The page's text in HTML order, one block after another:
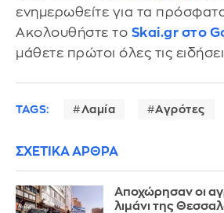
ενημερωθείτε για τα
Ακολουθήστε το Skai.gr στο
μάθετε πρώτοι όλες τις
TAGS: Λαμία Αγρότες
ΣΧΕΤΙΚΑ ΑΡΘΡΑ
Αποχώρησαν οι
λιμάνι της